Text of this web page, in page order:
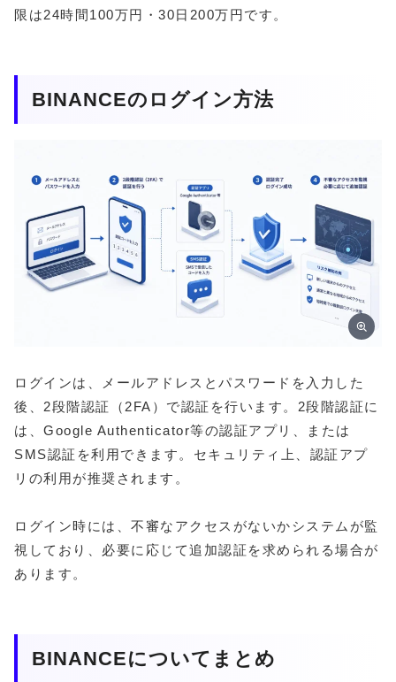
限は24時間100万円・30日200万円です。
BINANCEのログイン方法
ログインは、メールアドレスとパスワードを入力した
後、2段階認証（2FA）で認証を行います。2段階認証に
は、Google Authenticator等の認証アプリ、または
SMS認証を利用できます。セキュリティ上、認証アプ
リの利用が推奨されます。
ログイン時には、不審なアクセスがないかシステムが監
視しており、必要に応じて追加認証を求められる場合が
あります。
BINANCEについてまとめ